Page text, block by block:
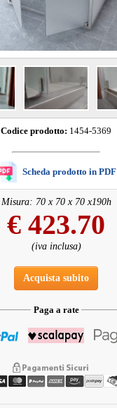
Codice prodotto: 1454-5369
Scheda prodotto in PDF
Misura: 70 x 70 x 70 x190h
€ 423.70
(iva inclusa)
Acquista subito
Paga a rate